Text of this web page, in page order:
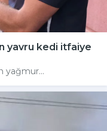
yavru kedi itfaiye
yağmur...